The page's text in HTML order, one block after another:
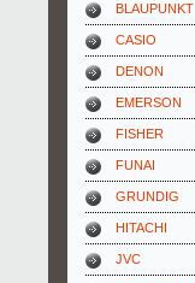
BLAUPUNKT
CASIO
DENON
EMERSON
FISHER
FUNAI
GRUNDIG
HITACHI
JVC